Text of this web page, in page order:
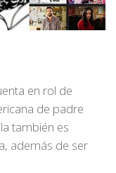
en rol de
de padre
también es
además de ser